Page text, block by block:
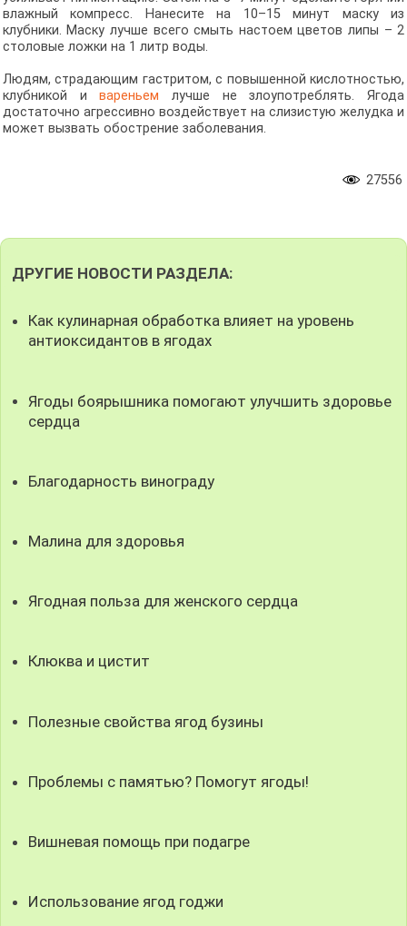
влажный компресс. Нанесите на 10–15 минут маску из
клубники. Маску лучше всего смыть настоем цветов липы – 2
столовые ложки на 1 литр воды.
Людям, страдающим гастритом, с повышенной кислотностью,
клубникой ивареньем лучше не злоупотреблять. Ягода
достаточно агрессивно воздействует на слизистую желудка и
может вызвать обострение заболевания.
27556
ДРУГИЕ НОВОСТИ РАЗДЕЛА:
Как кулинарная обработка влияет на уровень
антиоксидантов в ягодах
Ягоды боярышника помогают улучшить здоровье
сердца
Благодарность винограду
Малина для здоровья
Ягодная польза для женского сердца
Клюква и цистит
Полезные свойства ягод бузины
Проблемы с памятью? Помогут ягоды!
Вишневая помощь при подагре
Использование ягод годжи